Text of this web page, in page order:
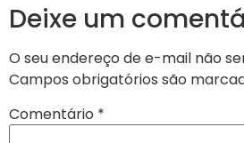
Deixe um
O seu endereço de e-mail não
Campos obrigatórios são
Comentário *